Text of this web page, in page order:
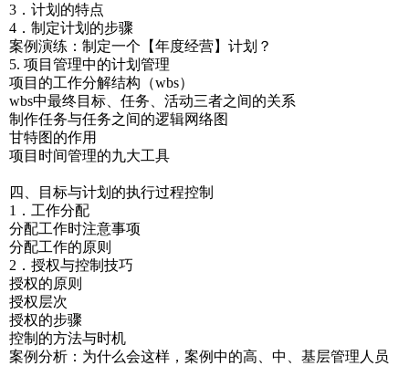
3．计划的特点
4．制定计划的步骤
案例演练：制定一个【年度经营】计划？
5. 项目管理中的计划管理
项目的工作分解结构（wbs）
wbs中最终目标、任务、活动三者之间的关系
制作任务与任务之间的逻辑网络图
甘特图的作用
项目时间管理的九大工具
四、目标与计划的执行过程控制
1．工作分配
分配工作时注意事项
分配工作的原则
2．授权与控制技巧
授权的原则
授权层次
授权的步骤
控制的方法与时机
案例分析：为什么会这样，案例中的高、中、基层管理人员